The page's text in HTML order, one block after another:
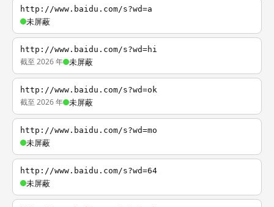
http://www.baidu.com/s?wd=a
未屏蔽
http://www.baidu.com/s?wd=hi
截至 2026 年 未屏蔽
http://www.baidu.com/s?wd=ok
截至 2026 年 未屏蔽
http://www.baidu.com/s?wd=mo
未屏蔽
http://www.baidu.com/s?wd=64
未屏蔽